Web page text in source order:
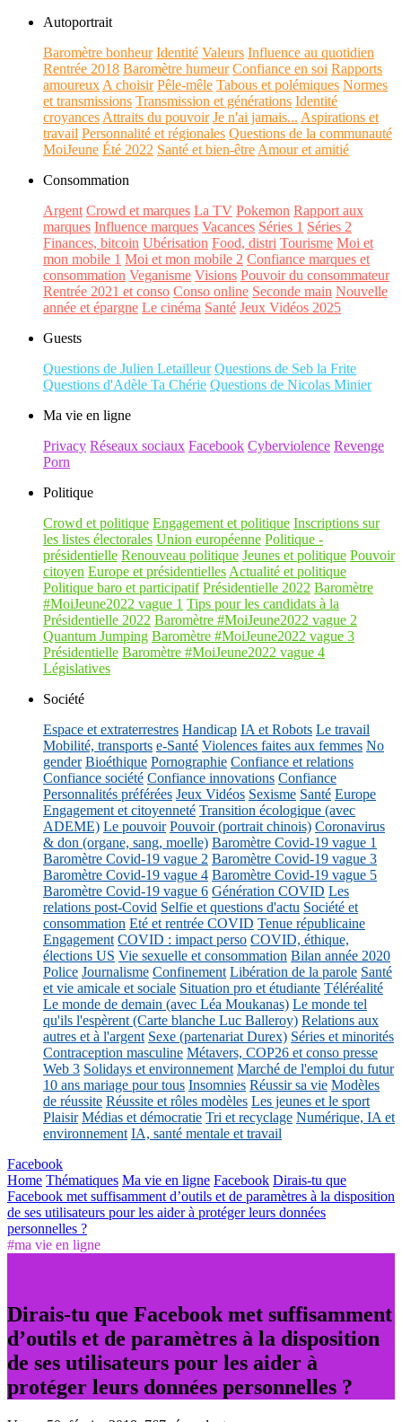
Autoportrait
Baromètre bonheur Identité Valeurs Influence au quotidien
Rentrée 2018 Baromètre humeur Confiance en soi Rapports
amoureux A choisir Pêle-mêle Tabous et polémiques Normes
et transmissions Transmission et générations Identité
croyances Attraits du pouvoir Je n'ai jamais... Aspirations et
travail Personnalité et régionales Questions de la communauté
MoiJeune Été 2022 Santé et bien-être Amour et amitié
Consommation
Argent Crowd et marques La TV Pokemon Rapport aux
marques Influence marques Vacances Séries 1 Séries 2
Finances, bitcoin Ubérisation Food, distri Tourisme Moi et
mon mobile 1 Moi et mon mobile 2 Confiance marques et
consommation Veganisme Visions Pouvoir du consommateur
Rentrée 2021 et conso Conso online Seconde main Nouvelle
année et épargne Le cinéma Santé Jeux Vidéos 2025
Guests
Questions de Julien Letailleur Questions de Seb la Frite
Questions d'Adèle Ta Chérie Questions de Nicolas Minier
Ma vie en ligne
Privacy Réseaux sociaux Facebook Cyberviolence Revenge
Porn
Politique
Crowd et politique Engagement et politique Inscriptions sur
les listes électorales Union européenne Politique -
présidentielle Renouveau politique Jeunes et politique Pouvoir
citoyen Europe et présidentielles Actualité et politique
Politique baro et participatif Présidentielle 2022 Baromètre
#MoiJeune2022 vague 1 Tips pour les candidats à la
Présidentielle 2022 Baromètre #MoiJeune2022 vague 2
Quantum Jumping Baromètre #MoiJeune2022 vague 3
Présidentielle Baromètre #MoiJeune2022 vague 4
Législatives
Société
Espace et extraterrestres Handicap IA et Robots Le travail
Mobilité, transports e-Santé Violences faites aux femmes No
gender Bioéthique Pornographie Confiance et relations
Confiance société Confiance innovations Confiance
Personnalités préférées Jeux Vidéos Sexisme Santé Europe
Engagement et citoyenneté Transition écologique (avec
ADEME) Le pouvoir Pouvoir (portrait chinois) Coronavirus
& don (organe, sang, moelle) Baromètre Covid-19 vague 1
Baromètre Covid-19 vague 2 Baromètre Covid-19 vague 3
Baromètre Covid-19 vague 4 Baromètre Covid-19 vague 5
Baromètre Covid-19 vague 6 Génération COVID Les
relations post-Covid Selfie et questions d'actu Société et
consommation Eté et rentrée COVID Tenue républicaine
Engagement COVID : impact perso COVID, éthique,
élections US Vie sexuelle et consommation Bilan année 2020
Police Journalisme Confinement Libération de la parole Santé
et vie amicale et sociale Situation pro et étudiante Téléréalité
Le monde de demain (avec Léa Moukanas) Le monde tel
qu'ils l'espèrent (Carte blanche Luc Balleroy) Relations aux
autres et à l'argent Sexe (partenariat Durex) Séries et minorités
Contraception masculine Métavers, COP26 et conso presse
Web 3 Solidays et environnement Marché de l'emploi du futur
10 ans mariage pour tous Insomnies Réussir sa vie Modèles
de réussite Réussite et rôles modèles Les jeunes et le sport
Plaisir Médias et démocratie Tri et recyclage Numérique, IA et
environnement IA, santé mentale et travail
Facebook
Home Thématiques Ma vie en ligne Facebook Dirais-tu que
Facebook met suffisamment d’outils et de paramètres à la disposition
de ses utilisateurs pour les aider à protéger leurs données
personnelles ?
#ma vie en ligne
Dirais-tu que Facebook met suffisamment
d’outils et de paramètres à la disposition
de ses utilisateurs pour les aider à
protéger leurs données personnelles ?